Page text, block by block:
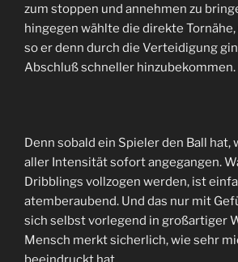
zum stoppen und annehmen zu
hingegen wählte die direkte
so er denn durch die Verteidigung
Abschluß schneller hinzubekommen.
Denn sobald ein Spieler den Ball hat,
aller Intensität sofort angegangen.
Dribblings vollzogen werden, ist
atemberaubend. Und das nur mit
sich selbst vorlegend in großartiger
Mensch merkt sicherlich, wie sehr